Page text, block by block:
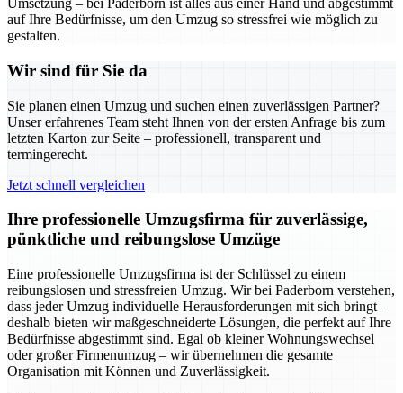
Umsetzung – bei Paderborn ist alles aus einer Hand und abgestimmt
auf Ihre Bedürfnisse, um den Umzug so stressfrei wie möglich zu
gestalten.
Wir sind für Sie da
Sie planen einen Umzug und suchen einen zuverlässigen Partner?
Unser erfahrenes Team steht Ihnen von der ersten Anfrage bis zum
letzten Karton zur Seite – professionell, transparent und
termingerecht.
Jetzt schnell vergleichen
Ihre professionelle Umzugsfirma für zuverlässige,
pünktliche und reibungslose Umzüge
Eine professionelle Umzugsfirma ist der Schlüssel zu einem
reibungslosen und stressfreien Umzug. Wir bei Paderborn verstehen,
dass jeder Umzug individuelle Herausforderungen mit sich bringt –
deshalb bieten wir maßgeschneiderte Lösungen, die perfekt auf Ihre
Bedürfnisse abgestimmt sind. Egal ob kleiner Wohnungswechsel
oder großer Firmenumzug – wir übernehmen die gesamte
Organisation mit Können und Zuverlässigkeit.